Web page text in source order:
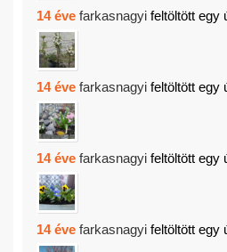
14 éve farkasnagyi feltöltött egy
14 éve farkasnagyi feltöltött egy
14 éve farkasnagyi feltöltött egy
14 éve farkasnagyi feltöltött egy